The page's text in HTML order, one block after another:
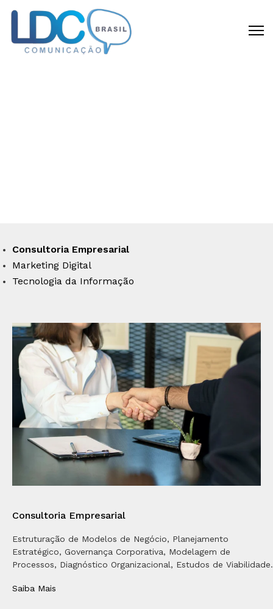
Consultoria Empresarial
Marketing Digital
Tecnologia da Informação
Consultoria Empresarial
Estruturação de Modelos de Negócio, Planejamento
Estratégico, Governança Corporativa, Modelagem de
Processos, Diagnóstico Organizacional, Estudos de Viabilidade.
Saiba Mais